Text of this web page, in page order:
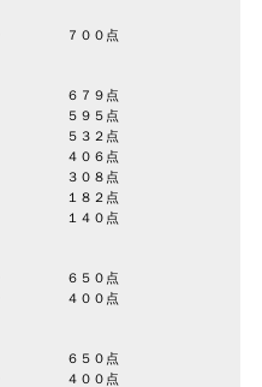
子 ７００点
穂 ６７９点
音 ５９５点
南 ５３２点
夢 ４０６点
子 ３０８点
乃 １８２点
美 １４０点
子 ６５０点
子 ４００点
り ６５０点
子 ４００点